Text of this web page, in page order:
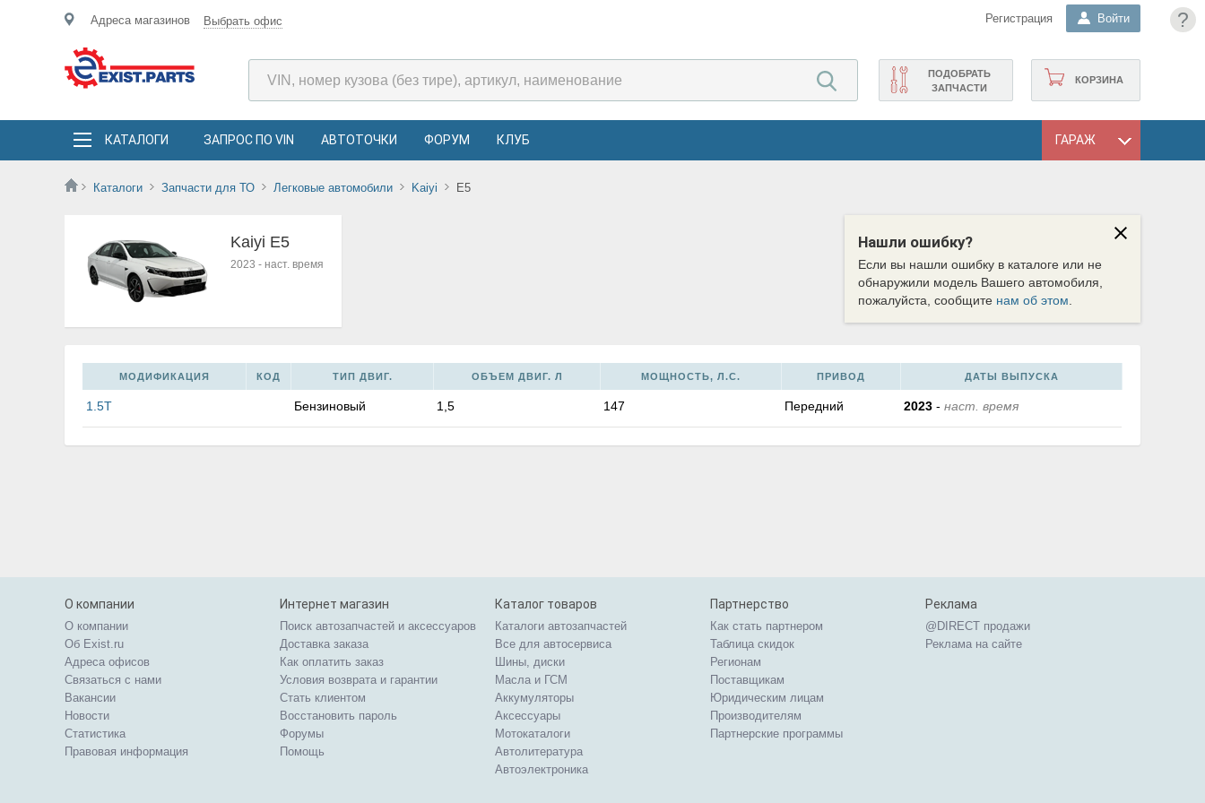
?
Адреса магазинов Выбрать офис Регистрация Войти
КОРЗИНА
ПОДОБРАТЬ
ЗАПЧАСТИ
КАТАЛОГИ ЗАПРОС ПО VIN АВТОТОЧКИ ФОРУМ КЛУБ ГАРАЖ
Каталоги Запчасти для ТО Легковые автомобили Kaiyi E5
Нашли ошибку?
Если вы нашли ошибку в каталоге или не
обнаружили модель Вашего автомобиля,
пожалуйста, сообщите нам об этом
Kaiyi E5
2023 - наст. время
МОДИФИКАЦИЯ КОД ТИП ДВИГ. ОБЪЕМ ДВИГ. Л МОЩНОСТЬ, Л.С. ПРИВОД ДАТЫ ВЫПУСКА
1.5T Бензиновый 1,5 147 Передний 2023 - наст. время
О компании
О компании
Об Exist.ru
Адреса офисов
Связаться с нами
Вакансии
Новости
Статистика
Правовая информация
Интернет магазин
Поиск автозапчастей и аксессуаров
Доставка заказа
Как оплатить заказ
Условия возврата и гарантии
Стать клиентом
Восстановить пароль
Форумы
Помощь
Каталог товаров
Каталоги автозапчастей
Все для автосервиса
Шины, диски
Масла и ГСМ
Аккумуляторы
Аксессуары
Мотокаталоги
Автолитература
Автоэлектроника
Партнерство
Как стать партнером
Таблица скидок
Регионам
Поставщикам
Юридическим лицам
Производителям
Партнерские программы
Реклама
@DIRECT продажи
Реклама на сайте